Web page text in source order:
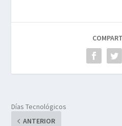
Días Tecnológicos
ANTERIOR